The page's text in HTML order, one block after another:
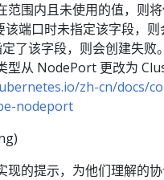
围内且未使用的值，则
端口时未指定该字段，
了该字段，则会创建失败
型从 NodePort 更改为
zh-cn/docs/
nodeport
现的提示，为他们理解的